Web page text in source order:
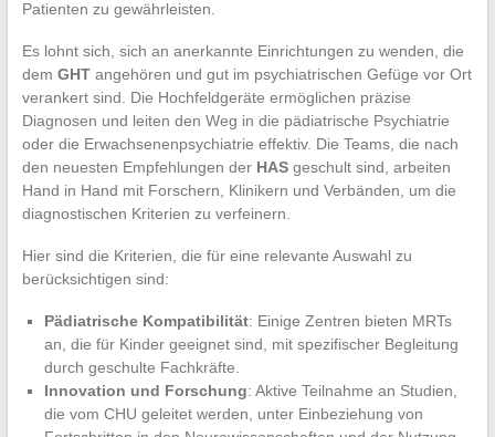
Patienten zu gewährleisten.
Es lohnt sich, sich an anerkannte Einrichtungen zu wenden, die
dem GHTangehören und gut im psychiatrischen Gefüge vor Ort
verankert sind. Die Hochfeldgeräte ermöglichen präzise
Diagnosen und leiten den Weg in die pädiatrische Psychiatrie
oder die Erwachsenenpsychiatrie effektiv. Die Teams, die nach
den neuesten Empfehlungen der HASgeschult sind, arbeiten
Hand in Hand mit Forschern, Klinikern und Verbänden, um die
diagnostischen Kriterien zu verfeinern.
Hier sind die Kriterien, die für eine relevante Auswahl zu
berücksichtigen sind:
Pädiatrische Kompatibilität: Einige Zentren bieten MRTs
an, die für Kinder geeignet sind, mit spezifischer Begleitung
durch geschulte Fachkräfte.
Innovation und Forschung: Aktive Teilnahme an Studien,
die vom CHU geleitet werden, unter Einbeziehung von